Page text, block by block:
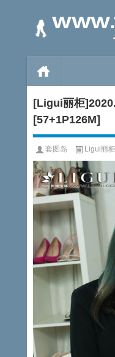
[Ligui丽柜
[57+1P126M]
套图岛 Ligui丽柜